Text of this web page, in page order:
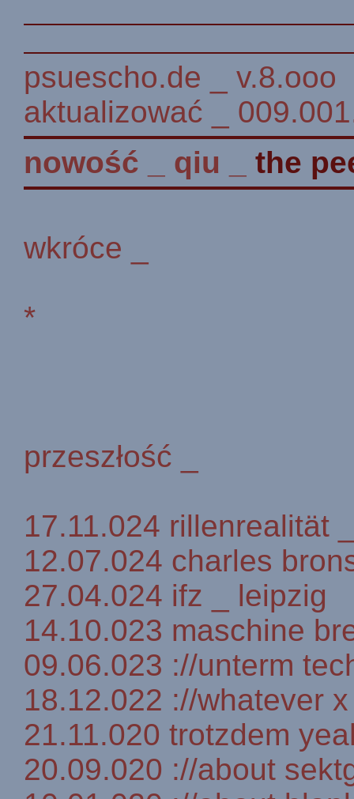
psuescho.de _ v.8.ooo
aktualizować _
nowość
qiu the
wkróce _
*
przeszłość _
17.11.024 rillenrealität
12.07.024 charles
27.04.024 ifz _ leipzig
14.10.023 maschine
09.06.023 ://unterm
18.12.022 ://whatever
21.11.020 trotzdem
20.09.020 ://about